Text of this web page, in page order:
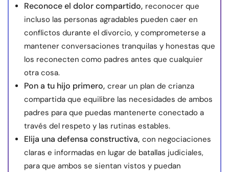
Reconoce el dolor compartido, reconocer que
incluso las personas agradables pueden caer en
conflictos durante el divorcio, y comprometerse a
mantener conversaciones tranquilas y honestas que
los reconecten como padres antes que cualquier
otra cosa.
Pon a tu hijo primero, crear un plan de crianza
compartida que equilibre las necesidades de ambos
padres para que puedas mantenerte conectado a
través del respeto y las rutinas estables.
Elija una defensa constructiva, con negociaciones
claras e informadas en lugar de batallas judiciales,
para que ambos se sientan vistos y puedan